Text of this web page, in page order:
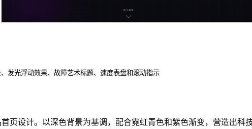
发光浮动效果、故障艺术标题、速度表盘和滚动指示
页设计。以深色背景为基调，配合霓虹青色和紫色渐变，营造出